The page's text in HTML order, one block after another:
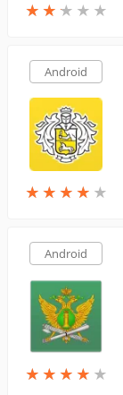
★ ★ ★ ★ ★
★ ★ ★ ★ ★
Android
★ ★ ★ ★ ★
★ ★ ★ ★ ★
Android
★ ★ ★ ★ ★
★ ★ ★ ★ ★